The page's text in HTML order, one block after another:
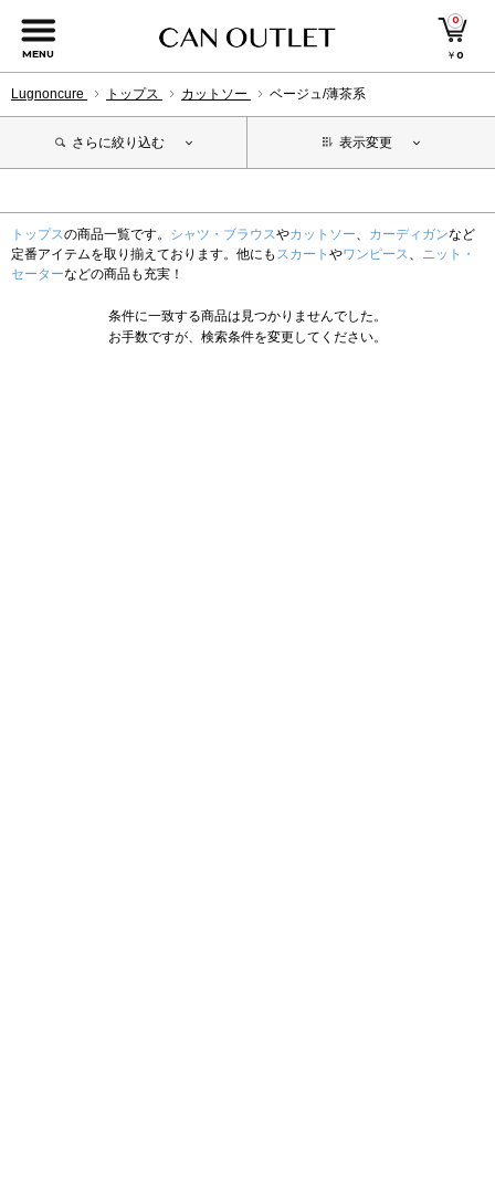
MENU
0
￥0
Lugnoncure トップス カットソー ベージュ/薄茶系
さらに絞り込む 表示変更
トップスの商品一覧です。 シャツ・ブラウスやカットソー、 カーディガンなど
定番アイテムを取り揃えております。他にも スカート やワンピース、 ニット・
セーターなどの商品も充実！
条件に一致する商品は見つかりませんでした。
お手数ですが、検索条件を変更してください。